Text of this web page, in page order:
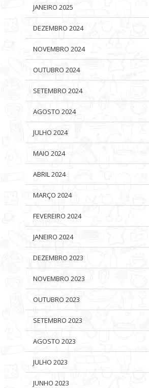
JANEIRO 2025
DEZEMBRO 2024
NOVEMBRO 2024
OUTUBRO 2024
SETEMBRO 2024
AGOSTO 2024
JULHO 2024
MAIO 2024
ABRIL 2024
MARÇO 2024
FEVEREIRO 2024
JANEIRO 2024
DEZEMBRO 2023
NOVEMBRO 2023
OUTUBRO 2023
SETEMBRO 2023
AGOSTO 2023
JULHO 2023
JUNHO 2023